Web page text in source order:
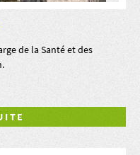
de la Santé et des